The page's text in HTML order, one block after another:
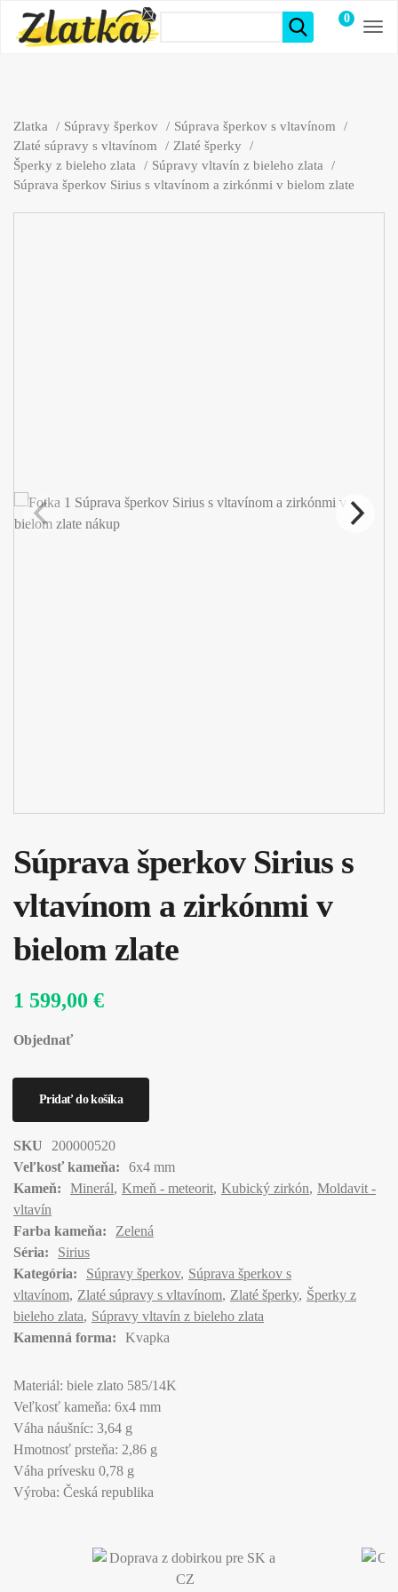
0
položiek
Zlatka Súpravy šperkov
Súprava šperkov s vltavínom
Zlaté súpravy s vltavínom
Zlaté šperky
Šperky z bieleho zlata
Súpravy vltavín z bieleho zlata
Súprava šperkov Sirius s vltavínom a zirkónmi v bielom zlate
Súprava šperkov Sirius s
vltavínom a zirkónmi v
bielom zlate
1 599,00 €
Objednať
SKU
200000520
Veľkosť kameňa:
6x4 mm
Kameň:
Minerál Kmeň - meteorit Kubický zirkón Moldavit -
vltavín
Farba kameňa:
Zelená
Séria:
Sirius
Kategória:
Súpravy šperkov Súprava šperkov s
vltavínom Zlaté súpravy s vltavínom Zlaté šperky Šperky z
bieleho zlata
Súpravy vltavín z bieleho zlata
Kamenná forma:
Kvapka
Materiál: biele zlato 585/14K
Veľkosť kameňa: 6x4 mm
Váha náušníc: 3,64 g
Hmotnosť prsteňa: 2,86 g
Váha prívesku 0,78 g
Výroba: Česká republika